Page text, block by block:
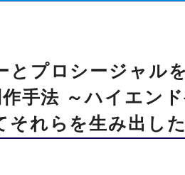
とプロシージャル
手法 ～ハイエン
それらを生み出し